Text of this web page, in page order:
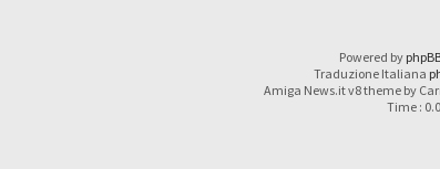
Powered by
Traduzione Italiana
Amiga News.it v8 theme by
Time :